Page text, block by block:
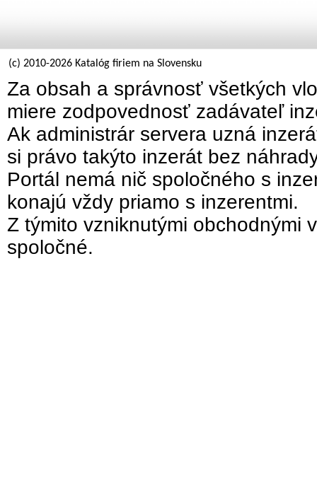
(c) 2010-2026 Katalóg firiem na Slovensku
Za obsah a správnosť všetkých
miere zodpovednosť zadávateľ
Ak administrár servera uzná
si právo takýto inzerát bez
Portál nemá nič spoločného s
konajú vždy priamo s inzerentmi.
Z týmito vzniknutými obchodnými
spoločné.